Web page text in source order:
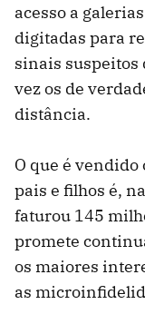
acesso a
digitadas para
sinais suspeitos
vez os de
distância.
O que é
pais e filhos é,
faturou 145
promete
os maiores
as